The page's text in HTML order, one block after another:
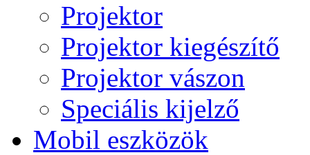
Projektor
Projektor kiegészítő
Projektor vászon
Speciális kijelző
Mobil eszközök